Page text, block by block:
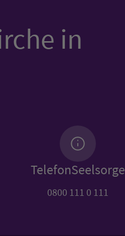
in
TelefonSeelsorge
0800 111 0 111